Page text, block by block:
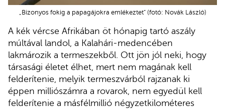
„Bizonyos fokig a papagájokra emlékeztet” (fotó: Novák László)
A kék vércse Afrikában öt hónapig tartó aszály
múltával landol, a Kalahári-medencében
lakmározik a termeszekből. Ott jön jól neki, hogy
társasági életet élhet, mert nem magának kell
felderítenie, melyik termeszvárból rajzanak ki
éppen milliószámra a rovarok, nem egyedül kell
felderítenie a másfélmillió négyzetkilométeres